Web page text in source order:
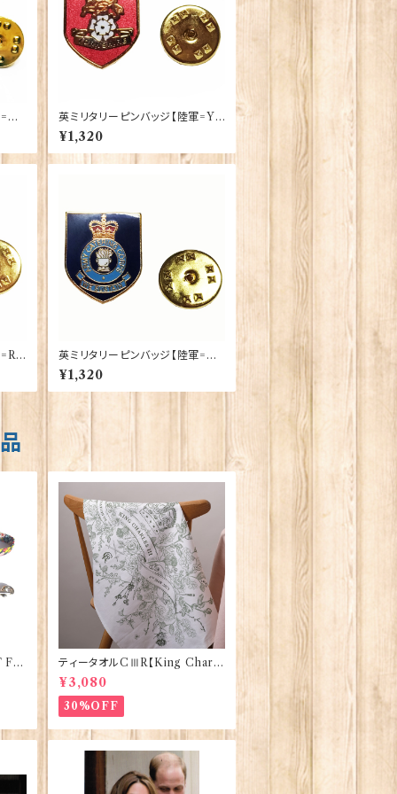
英ミリタリーピンバッジ【陸軍=Yo
rkshire Regiment】Tradition
90043-M082
¥1,320
=Ro
英ミリタリーピンバッジ【陸軍=Ar
my Catering Corps】Traditio
n 90043-M080
¥1,320
FA
ティータオルCⅢR【King Charle
sⅢ Coronation】Victoria Egg
s 50129
¥3,080
30%OFF